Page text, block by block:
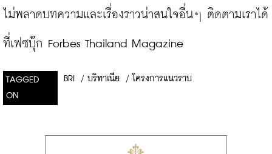
ไม่พลาดบทความและเรื่องราวน่าสนใจอื่นๆ ติดตามเราได้
ที่เฟซบุ๊ก Forbes Thailand Magazine
TAGGED
ON
BRI / บริทาเนีย / โครงการแนวราบ